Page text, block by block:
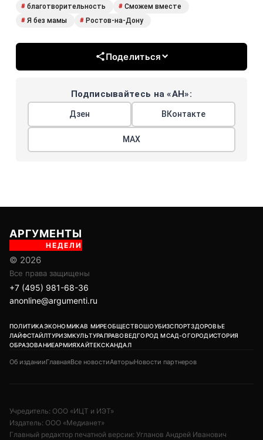
# благотворительность # Сможем вместе
# Я без мамы # Ростов-на-Дону
Поделиться
Подписывайтесь на «АН»:
Дзен ВКонтакте
МАХ
АРГУМЕНТЫ
НЕДЕЛИ
© 2026
Все права защищены
+7 (495) 981-68-36
anonline@argumenti.ru
ПОЛИТИКАЭКОНОМИКАВ МИРЕОБЩЕСТВОШОУБИЗСПОРТЗДОРОВЬЕ
ЛАЙФСТАЙЛТУРИЗМКУЛЬТУРАПРАВОВЕДГОРОД МСАД-ОГОРОДИСТОРИЯ
ОБРАЗОВАНИЕАРМИЯХАЙТЕКСКАНДАЛ
Об изданииГлавнаяВсе новостиАвторыНовости партнеров
Учредитель: ООО «ИЦТ и ИЭТ»
Издатель: ООО «Медианет»
Главный редактор печатной версии: Угланов Андрей Иванович